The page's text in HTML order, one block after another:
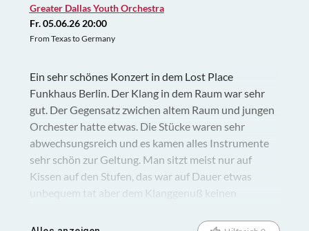
Greater Dallas Youth Orchestra
Fr. 05.06.26 20:00
From Texas to Germany
Ein sehr schönes Konzert in dem Lost Place
Funkhaus Berlin. Der Klang in dem Raum war sehr
gut. Der Gegensatz zwichen altem Raum und jungen
Orchester hatte etwas. Die Stücke waren sehr
abwechsungsreich und es kamen alles Instrumente
sehr schön zur Geltung. Man sitzt meist nur auf
Kissen auf den Stufen, das war auf Dauer etwas
unbequem tat aber dem Klanggenuß keinen